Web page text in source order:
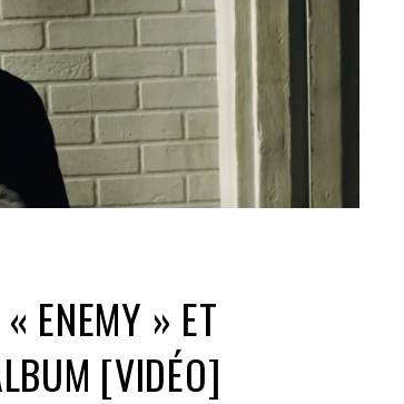
ENEMY » ET
[VIDÉO]